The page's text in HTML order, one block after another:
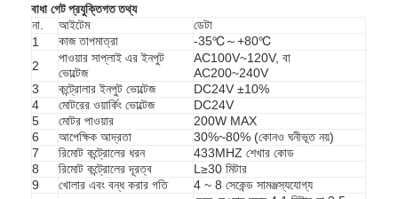
বাধা গেট প্রযুক্তিগত তথ্য
না.
আইটেম
ডেটা
1
কাজ তাপমাত্রা
-35℃～+80℃
2
পাওয়ার সাপ্লাই এর ইনপুট
ভোল্টেজ
AC100V~120V, বা
AC200~240V
3
কন্ট্রোলার ইনপুট ভোল্টেজ
DC24V ±10%
4
মোটরের ওয়ার্কিং ভোল্টেজ
DC24V
5
মোটর পাওয়ার
200W MAX
6
আপেক্ষিক আদ্রতা
30%~80% (কোনও ঘনীভূত নয়)
7
রিমোট কন্ট্রোলের ধরন
433MHZ শেখার কোড
8
রিমোট কন্ট্রোলের দূরত্ব
L≥30 মিটার
9
খোলার এবং বন্ধ করার গতি
4 ~ 8 সেকেন্ড সামঞ্জস্যযোগ্য